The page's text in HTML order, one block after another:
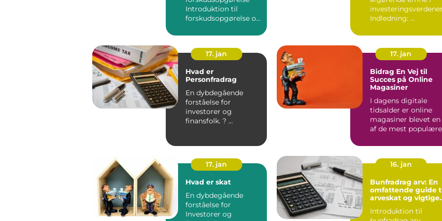
Introduktion til
forskudsopgørelse og
Indledning: ...
17. jan
Hvad er
Personfradrag
En dybdegående
forståelse for
investorer og
finansfolk. ? ...
17. jan
Bidrag En Vej til
Succes på Online
Magasiner
I dagens digitale
tidsalder er online
magasiner blevet en
af de mest populære
platfo...
17. jan
Hvad er skat
En dybdegående
forståelse for
Investorer og
16. jan
Bunfradrag arv: En
omfattende guide
arveskat og vigtige
investorer og
Introduktion til